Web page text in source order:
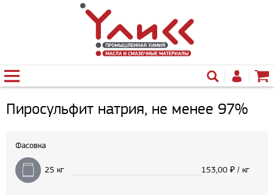
Пиросульфит натрия, не менее 97%
Фасовка
25 кг 153,00 ₽ / кг